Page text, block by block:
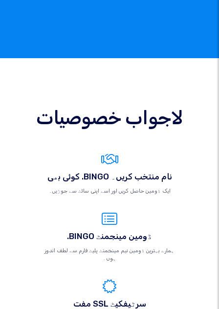
لاجواب خصوصیات
کوئی بھی .BINGO نام منتخب کریں۔
ایک ڈومین حاصل کریں اور اسے اپنی سائٹ سے جوڑیں۔
.BINGO ڈومین مینجمنٹ
ہمارے بہترین ڈومین نیم مینجمنٹ پلیٹ فارم سے لطف اندوز
ہوں۔
مفت SSL سرٹیفکیٹ